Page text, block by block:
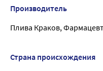
Производитель
Плива Краков,
Страна происхождения